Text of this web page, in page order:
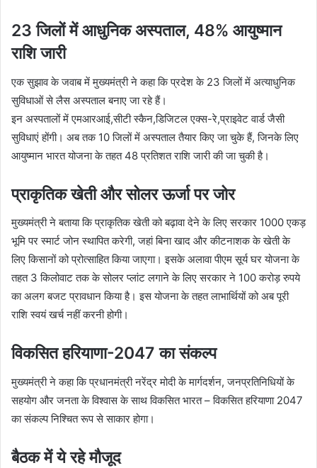
23 जिलों में आधुनिक अस्पताल, 48% आयुष्मान
राशि जारी
एक सुझाव के जवाब में मुख्यमंत्री ने कहा कि प्रदेश के 23 जिलों में अत्याधुनिक
सुविधाओं से लैस अस्पताल बनाए जा रहे हैं।
इन अस्पतालों में एमआरआई,सीटी स्कैन,डिजिटल एक्स-रे,प्राइवेट वार्ड जैसी
सुविधाएं होंगी। अब तक 10 जिलों में अस्पताल तैयार किए जा चुके हैं, जिनके लिए
आयुष्मान भारत योजना के तहत 48 प्रतिशत राशि जारी की जा चुकी है।
प्राकृतिक खेती और सोलर ऊर्जा पर जोर
मुख्यमंत्री ने बताया कि प्राकृतिक खेती को बढ़ावा देने के लिए सरकार 1000 एकड़
भूमि पर स्मार्ट जोन स्थापित करेगी, जहां बिना खाद और कीटनाशक के खेती के
लिए किसानों को प्रोत्साहित किया जाएगा। इसके अलावा पीएम सूर्य घर योजना के
तहत 3 किलोवाट तक के सोलर प्लांट लगाने के लिए सरकार ने 100 करोड़ रुपये
का अलग बजट प्रावधान किया है। इस योजना के तहत लाभार्थियों को अब पूरी
राशि स्वयं खर्च नहीं करनी होगी।
विकसित हरियाणा-2047 का संकल्प
मुख्यमंत्री ने कहा कि प्रधानमंत्री नरेंद्र मोदी के मार्गदर्शन, जनप्रतिनिधियों के
सहयोग और जनता के विश्वास के साथ विकसित भारत – विकसित हरियाणा 2047
का संकल्प निश्चित रूप से साकार होगा।
बैठक में ये रहे मौजूद